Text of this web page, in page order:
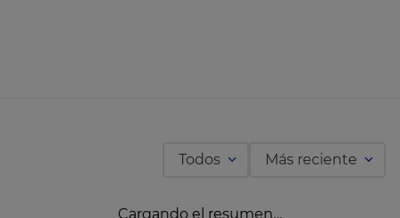
Cargando el resumen…
Más reciente
Todos